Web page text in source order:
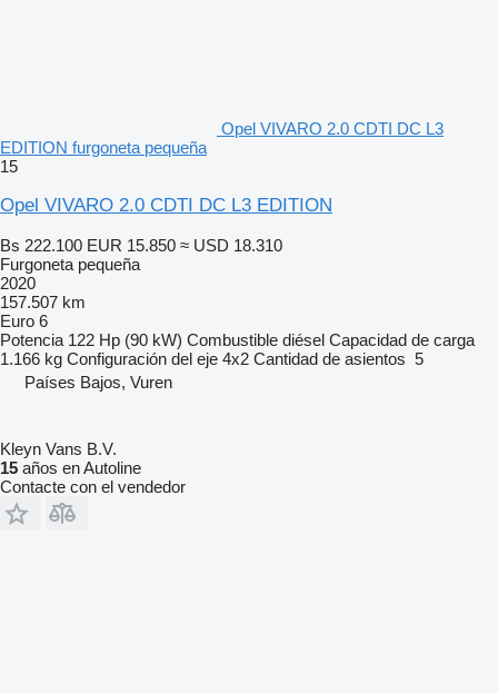
Opel VIVARO 2.0 CDTI DC L3
EDITION furgoneta pequeña
15
Opel VIVARO 2.0 CDTI DC L3 EDITION
Bs 222.100 EUR 15.850 ≈ USD 18.310
Furgoneta pequeña
2020
157.507 km
Euro 6
Potencia 122 Hp (90 kW) Combustible diésel Capacidad de carga
1.166 kg Configuración del eje 4x2 Cantidad de asientos 5
Países Bajos, Vuren
Kleyn Vans B.V.
15 años en Autoline
Contacte con el vendedor